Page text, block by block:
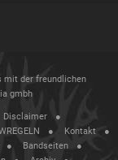
mit der freundlichen
gmbh
Disclaimer
Kontakt
Bandseiten